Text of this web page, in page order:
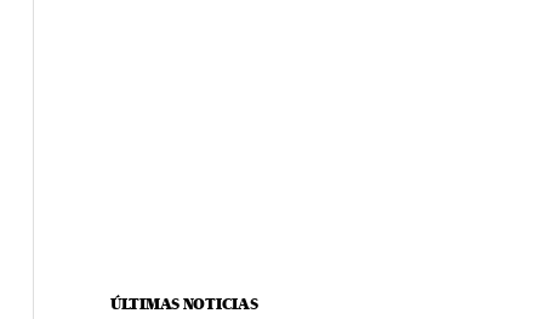
ÚLTIMAS NOTICIAS